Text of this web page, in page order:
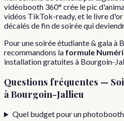
vidéobooth 360° crée le pic
vidéos TikTok-ready, et le livre
décalés de fin de soirée qui
Pourunesoirée étudiante & galaà
recommandons la formule
installation gratuites à Bourgoin-
Questions fréquentes —
à Bourgoin-Jallieu
Quel budget pour un